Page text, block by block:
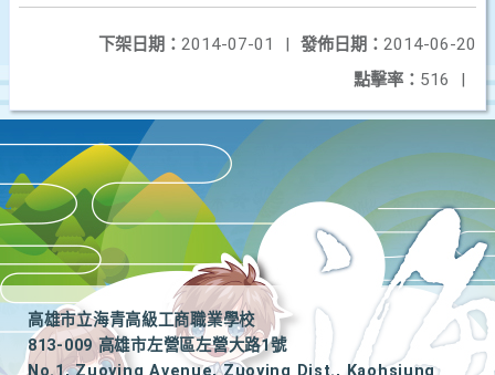
發佈日期： 2014-06-20
下架日期： 2014-07-01
|
點擊率： 516 |
高雄市立海青高級工商職業學校
813-009 高雄市左營區左營大路1號
No.1, Zuoying Avenue, Zuoying Dist., Kaohsiung